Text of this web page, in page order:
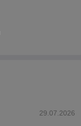
29.07.2026